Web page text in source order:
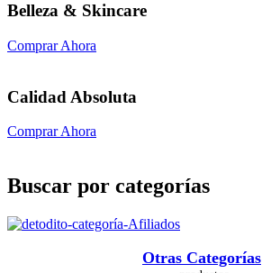
Belleza & Skincare
Comprar Ahora
Calidad Absoluta
Comprar Ahora
Buscar por categorías
Otras Categorías